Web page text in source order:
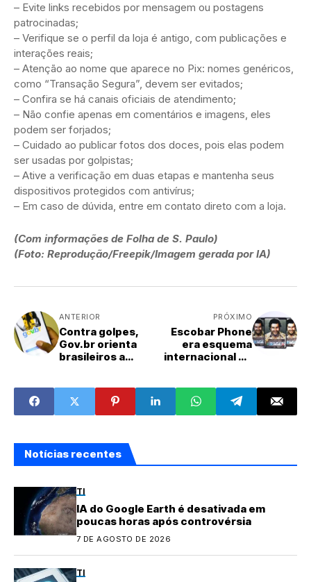
– Evite links recebidos por mensagem ou postagens
patrocinadas;
– Verifique se o perfil da loja é antigo, com publicações e
interações reais;
– Atenção ao nome que aparece no Pix: nomes genéricos,
como “Transação Segura”, devem ser evitados;
– Confira se há canais oficiais de atendimento;
– Não confie apenas em comentários e imagens, eles
podem ser forjados;
– Cuidado ao publicar fotos dos doces, pois elas podem
ser usadas por golpistas;
– Ative a verificação em duas etapas e mantenha seus
dispositivos protegidos com antivírus;
– Em caso de dúvida, entre em contato direto com a loja.
(Com informações de Folha de S. Paulo)
(Foto: Reprodução/Freepik/Imagem gerada por IA)
ANTERIOR
Contra golpes,
Gov.br orienta
brasileiros a
duas etapas
PRÓXIMO
Escobar Phone
era esquema
internacional de
Notícias recentes
TI
IA do Google Earth é desativada em
poucas horas após controvérsia
7 DE AGOSTO DE 2026
TI